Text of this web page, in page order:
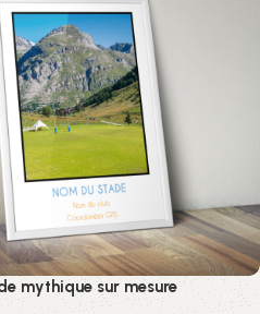
mythique sur mesure